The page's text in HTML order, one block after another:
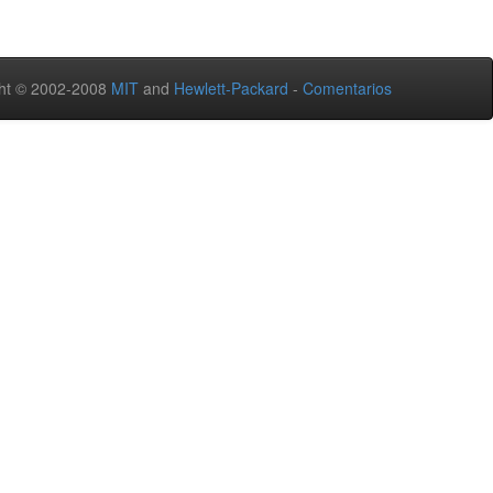
© 2002-2008 MIT and Hewlett-Packard - Comentarios